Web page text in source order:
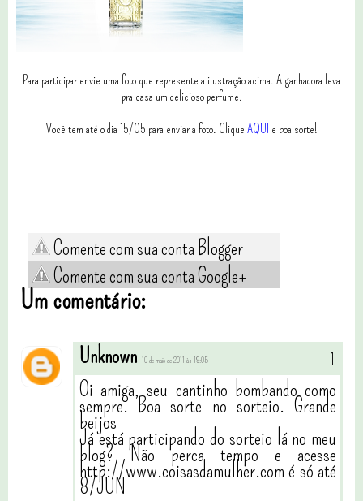
Para participar envie uma foto que represente a ilustração acima. A ganhadora leva
pra casa um delicioso perfume.
Você tem até o dia 15/05 para enviar a foto. Clique AQUI e boa sorte!
Comente com sua conta Blogger
Comente com sua conta Google+
Um comentário:
Unknown 10 de maio de 2011 às 19:05
Oi amiga, seu cantinho bombando como
sempre. Boa sorte no sorteio. Grande
beijos
Já está participando do sorteio lá no meu
blog? Não perca tempo e acesse
http://www.coisasdamulher.com é só até
8/JUN